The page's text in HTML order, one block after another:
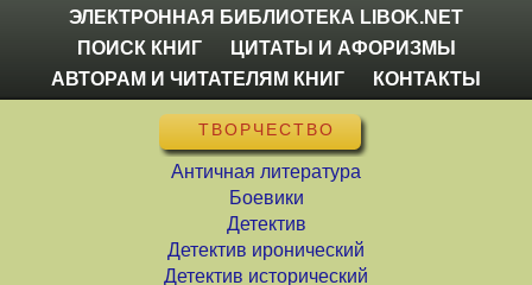
ЭЛЕКТРОННАЯ БИБЛИОТЕКА LIBOK.NET
ПОИСК КНИГ
ЦИТАТЫ И АФОРИЗМЫ
АВТОРАМ И ЧИТАТЕЛЯМ КНИГ
КОНТАКТЫ
ТВОРЧЕСТВО
Античная литература
Боевики
Детектив
Детектив иронический
Детектив исторический